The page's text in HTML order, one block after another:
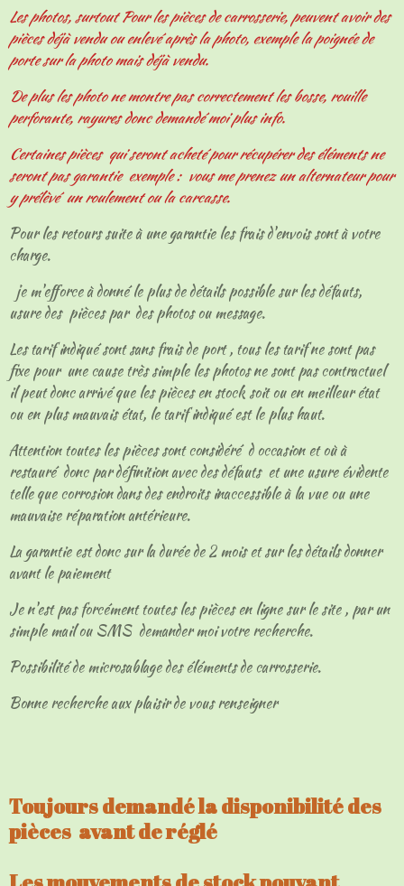
Les photos, surtout Pour les pièces de carrosserie, peuvent avoir des
pièces déjà vendu ou enlevé après la photo, exemple la poignée de
porte sur la photo mais déjà vendu.
De plus les photo ne montre pas correctement les bosse, rouille
perforante, rayures donc demandé moi plus info.
Certaines pièces qui seront acheté pour récupérer des éléments ne
seront pas garantie exemple : vous me prenez un alternateur pour
y prélèvé un roulement ou la carcasse.
Pour les retours suite à une garantie les frais d'envois sont à votre
charge.
je m'efforce à donné le plus de détails possible sur les défauts,
usure des pièces par des photos ou message.
Les tarif indiqué sont sans frais de port , tous les tarif ne sont pas
fixe pour une cause très simple les photos ne sont pas contractuel
il peut donc arrivé que les pièces en stock soit ou en meilleur état
ou en plus mauvais état, le tarif indiqué est le plus haut.
Attention toutes les pièces sont considéré d occasion et où à
restauré donc par définition avec des défauts et une usure évidente
telle que corrosion dans des endroits inaccessible à la vue ou une
mauvaise réparation antérieure.
La garantie est donc sur la durée de 2 mois et sur les détails donner
avant le paiement
Je n'est pas forcément toutes les pièces en ligne sur le site , par un
simple mail ou SMS demander moi votre recherche.
Possibilité de microsablage des éléments de carrosserie.
Bonne recherche aux plaisir de vous renseigner
Toujours demandé la disponibilité des
pièces avant de réglé